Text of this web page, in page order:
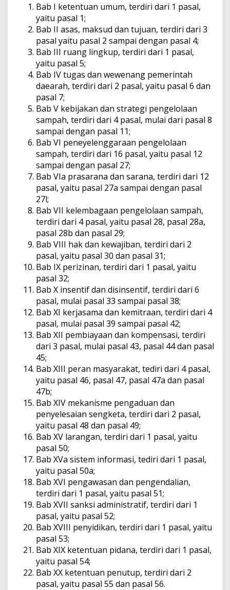
Bab I ketentuan umum, terdiri dari 1 pasal,
yaitu pasal 1;
Bab II asas, maksud dan tujuan, terdiri dari 3
pasal yaitu pasal 2 sampai dengan pasal 4;
Bab III ruang lingkup, terdiri dari 1 pasal,
yaitu pasal 5;
Bab IV tugas dan wewenang pemerintah
daearah, terdiri dari 2 pasal, yaitu pasal 6 dan
pasal 7;
Bab V kebijakan dan strategi pengelolaan
sampah, terdiri dari 4 pasal, mulai dari pasal 8
sampai dengan pasal 11;
Bab VI peneyelenggaraan pengelolaan
sampah, terdiri dari 16 pasal, yaitu pasal 12
sampai dengan pasal 27;
Bab VIa prasarana dan sarana, terdiri dari 12
pasal, yaitu pasal 27a sampai dengan pasal
27l;
Bab VII kelembagaan pengelolaan sampah,
terdiri dari 4 pasal, yaitu pasal 28, pasal 28a,
pasal 28b dan pasal 29;
Bab VIII hak dan kewajiban, terdiri dari 2
pasal, yaitu pasal 30 dan pasal 31;
Bab IX perizinan, terdiri dari 1 pasal, yaitu
pasal 32;
Bab X insentif dan disinsentif, terdiri dari 6
pasal, mulai pasal 33 sampai pasal 38;
Bab XI kerjasama dan kemitraan, terdiri dari 4
pasal, mulai pasal 39 sampai pasal 42;
Bab XII pembiayaan dan kompensasi, terdiri
dari 3 pasal, mulai pasal 43, pasal 44 dan pasal
45;
Bab XIII peran masyarakat, tediri dari 4 pasal,
yaitu pasal 46, pasal 47, pasal 47a dan pasal
47b;
Bab XIV mekanisme pengaduan dan
penyelesaian sengketa, terdiri dari 2 pasal,
yaitu pasal 48 dan pasal 49;
Bab XV larangan, terdiri dari 1 pasal, yaitu
pasal 50;
Bab XVa sistem informasi, tediri dari 1 pasal,
yaitu pasal 50a;
Bab XVI pengawasan dan pengendalian,
terdiri dari 1 pasal, yaitu pasal 51;
Bab XVII sanksi administratif, terdiri dari 1
pasal, yaitu pasal 52;
Bab XVIII penyidikan, terdiri dari 1 pasal, yaitu
pasal 53;
Bab XIX ketentuan pidana, terdiri dari 1 pasal,
yaitu pasal 54;
Bab XX ketentuan penutup, terdiri dari 2
pasal, yaitu pasal 55 dan pasal 56.